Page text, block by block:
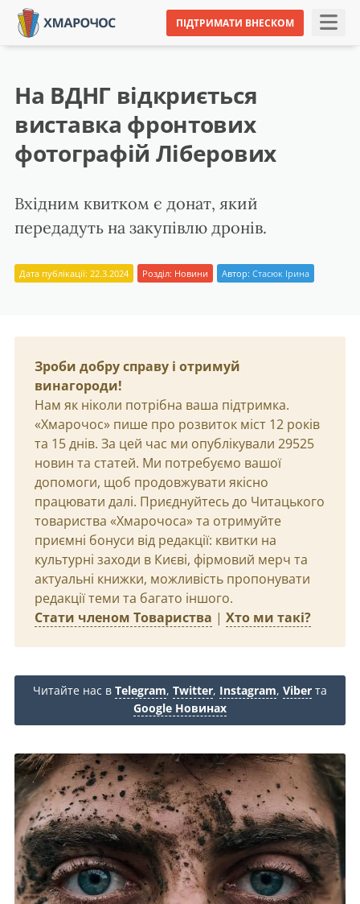
ПІДТРИМАТИ ВНЕСКОМ
На ВДНГ відкриється
виставка фронтових
фотографій Ліберових
Вхідним квитком є донат, який
передадуть на закупівлю дронів.
Дата публікації: 22.3.2024 Розділ: Новини Автор: Стасюк Ірина
Зроби добру справу і отримуй
винагороди!
Нам як ніколи потрібна ваша підтримка.
«Хмарочос» пише про розвиток міст 12 років
та 15 днів. За цей час ми опублікували 29525
новин та статей. Ми потребуємо вашої
допомоги, щоб продовжувати якісно
працювати далі. Приєднуйтесь до Читацького
товариства «Хмарочоса» та отримуйте
приємні бонуси від редакції: квитки на
культурні заходи в Києві, фірмовий мерч та
актуальні книжки, можливість пропонувати
редакції теми та багато іншого.
Стати членом Товариства | Хто ми такі?
Читайте нас в Telegram, Twitter, Instagram, Viber та
Google Новинах